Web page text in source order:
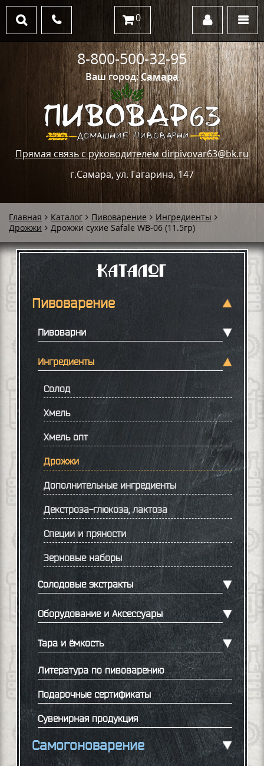
Ваш город:Самара
Прямая связь с руководителем dirpivovar63@bk.ru
г.Самара, ул. Гагарина, 147
8-800-500-32-95
0
Главная Каталог Пивоварение
Ингредиенты
Дрожжи
Дрожжи сухие Safale WB-06 (11.5гр)
Каталог
Пивоварение
Пивоварни
Ингредиенты
Солод
Хмель
Хмель опт
Дрожжи
Дополнительные ингредиенты
Декстроза-глюкоза, лактоза
Специи и пряности
Зерновые наборы
Солодовые экстракты
Оборудование и Аксессуары
Тара и ёмкость
Литература по пивоварению
Подарочные сертификаты
Сувенирная продукция
Самогоноварение